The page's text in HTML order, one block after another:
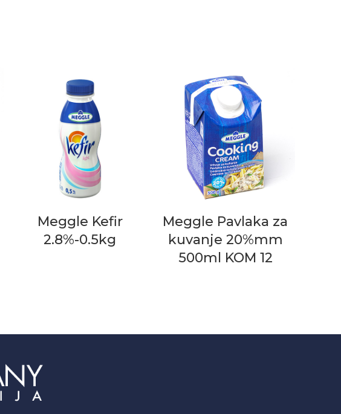
Meggle Kefir
2.8%-0.5kg
Meggle Pavlaka za
kuvanje 20%mm
500ml KOM 12